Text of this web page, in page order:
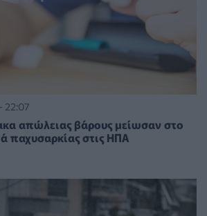
22:07
απώλειας βάρους μείωσαν στο
παχυσαρκίας στις ΗΠΑ